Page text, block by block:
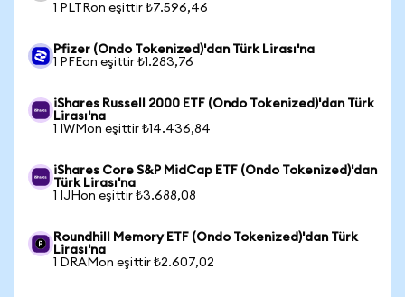
1 PLTRon eşittir ₺7.596,46
Pfizer (Ondo Tokenized)'dan Türk Lirası'na
1 PFEon eşittir ₺1.283,76
iShares Russell 2000 ETF (Ondo Tokenized)'dan Türk
Lirası'na
1 IWMon eşittir ₺14.436,84
iShares Core S&P MidCap ETF (Ondo Tokenized)'dan
Türk Lirası'na
1 IJHon eşittir ₺3.688,08
Roundhill Memory ETF (Ondo Tokenized)'dan Türk
Lirası'na
1 DRAMon eşittir ₺2.607,02